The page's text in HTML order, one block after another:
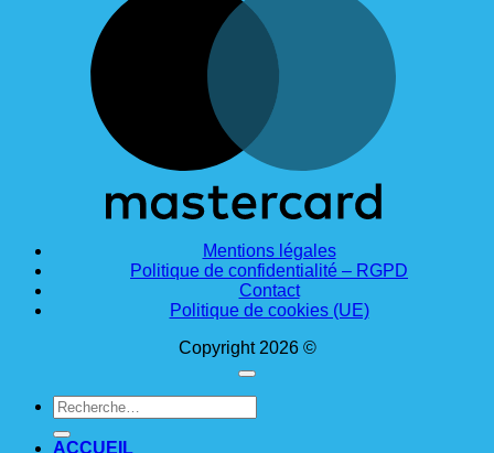
Mentions légales
Politique de confidentialité – RGPD
Contact
Politique de cookies (UE)
Copyright 2026 ©
Recherche
pour :
ACCUEIL